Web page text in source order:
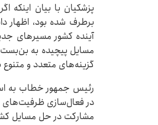
پزشکیان با بیان اینکه
برطرف شده بود، اظهار
آینده کشور مسیرهای
مسایل پیچیده به
گزینه‌های متعدد و
رئیس جمهور خطاب به
در فعال‌سازی ظرفیت‌های
مشارکت در حل مسایل